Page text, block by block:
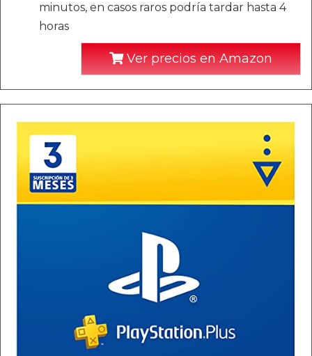
minutos, en casos raros podría tardar hasta 4
horas
Ver precios en Amazon